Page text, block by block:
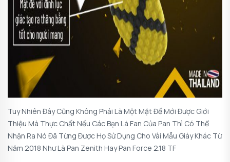
Tuy Nhiên Đây Cũng Không Phải Là Một Mặt Đế Mới Được Giới
Thiệu Mà Thực Chất Nếu Các Bạn Là Fan Của Pan Thì Có Thể
Nhận Ra Nó Đã Từng Được Họ Sử Dụng Cho Vài Mẫu Giày Khác Từ
Năm 2018 Như Là Pan Zenith Hay Pan Force 2.18 TF